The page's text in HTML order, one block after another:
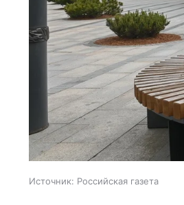
Источник: Российская газета